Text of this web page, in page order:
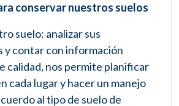
conservar nuestros suelos
suelo: analizar sus
y contar con información
calidad, nos permite planificar
cada lugar y hacer un manejo
al tipo de suelo de